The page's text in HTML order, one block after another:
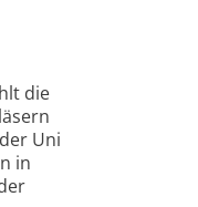
die
Uni
in